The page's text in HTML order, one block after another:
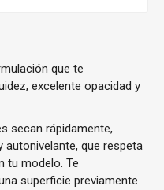
que te
excelente opacidad y
secan rápidamente,
que respeta
tu modelo. Te
superficie previamente